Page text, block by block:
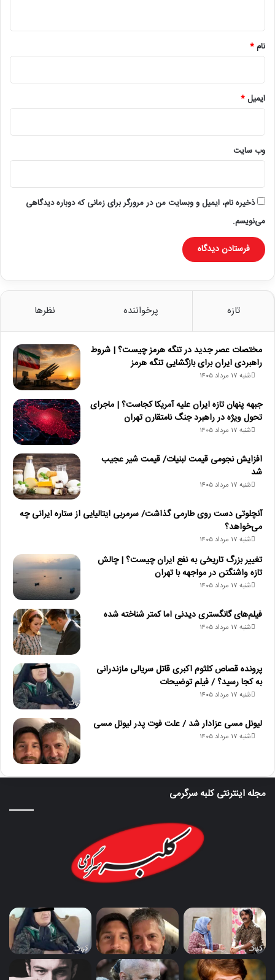
نام*
ایمیل*
وب‌ سایت
ذخیره نام، ایمیل و وبسایت من در مرورگر برای زمانی که دوباره دیدگاهی
می‌نویسم.
تازه پرخواننده نظرها
مختصات عصر جدید در تنگه هرمز چیست؟ | شروط
راهبردی ایران برای بازگشایی تنگه هرمز
شنبه ۱۷ مرداد ۱۴۰۵
جبهه پنهان تازه ایران علیه آمریکا کجاست؟ | ماجرای
تحول ویژه در راهبرد جنگ نامتقارن تهران
شنبه ۱۷ مرداد ۱۴۰۵
افزایش نجومی قیمت لبنیات/ قیمت شیر عجیب
شد
شنبه ۱۷ مرداد ۱۴۰۵
آنچلوتی دست روی طارمی گذاشت/ سرمربی ایتالیایی از ستاره ایرانی چه
می‌خواهد؟
شنبه ۱۷ مرداد ۱۴۰۵
تغییر بزرگ تاریخی به نفع ایران چیست؟ | چالش
تازه واشنگتن در مواجهه با تهران
شنبه ۱۷ مرداد ۱۴۰۵
فیلم‌های گانگستری دیدنی اما کمتر شناخته شده
شنبه ۱۷ مرداد ۱۴۰۵
پرونده قصاص کلثوم اکبری قاتل سریالی مازندرانی
به کجا رسید؟ / فیلم توضیحات
شنبه ۱۷ مرداد ۱۴۰۵
لیونل مسی عزادار شد / علت فوت پدر لیونل مسی
شنبه ۱۷ مرداد ۱۴۰۵
مجله اینترنتی کلبه سرگرمی